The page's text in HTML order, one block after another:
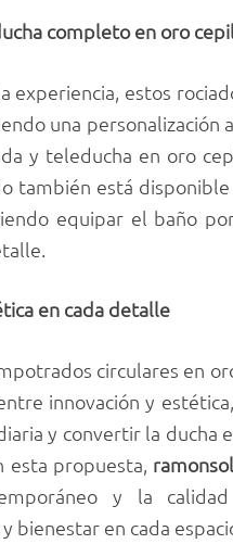
completo en oro
experiencia, estos
una personalización
y teleducha en oro
también está
equipar el baño
en cada detalle
circulares en
innovación y
y convertir la ducha
esta propuesta,
y la
bienestar en cada